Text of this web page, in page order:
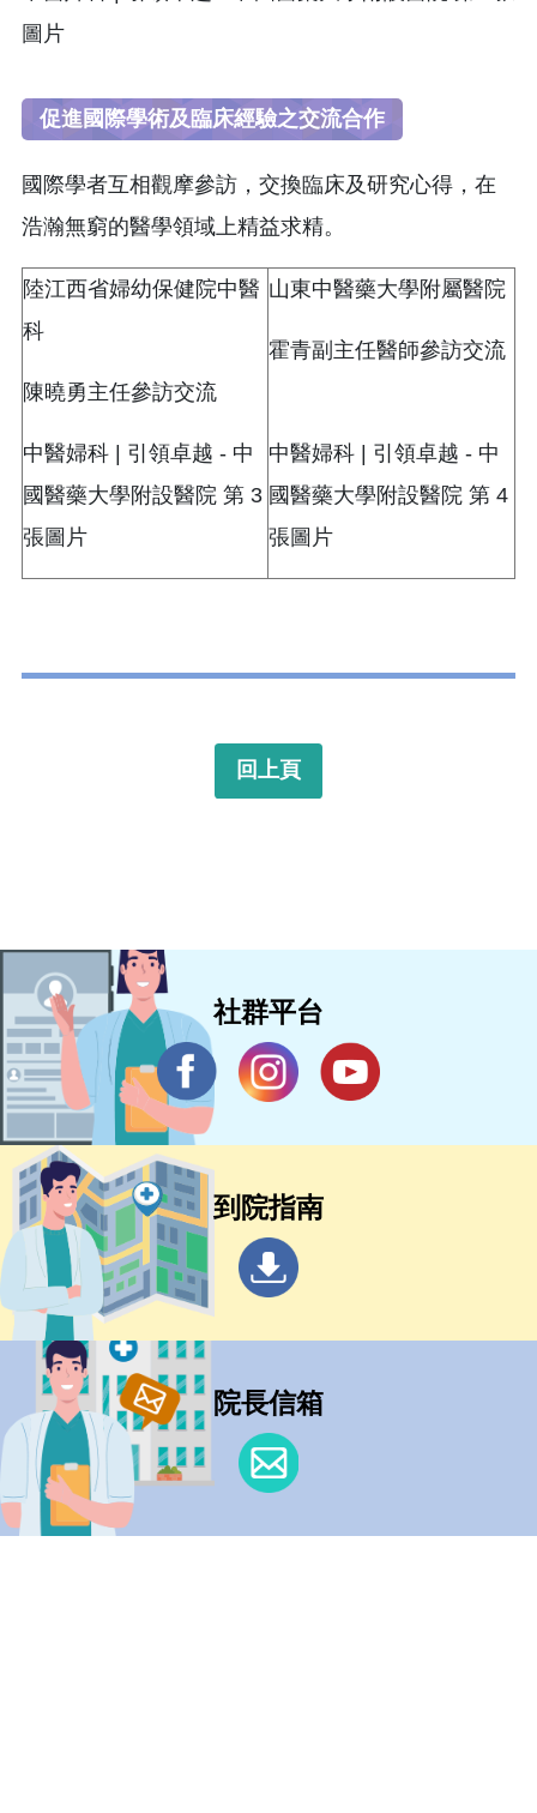
促進國際學術及臨床經驗之交流合作
國際學者互相觀摩參訪，交換臨床及研究心得，在
浩瀚無窮的醫學領域上精益求精。
陸江西省婦幼保健院中醫
科
陳曉勇主任參訪交流
山東中醫藥大學附屬醫院
霍青副主任醫師參訪交流
回上頁
社群平台
到院指南
院長信箱